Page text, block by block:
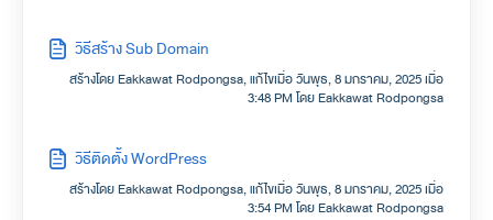
วิธีสร้าง Sub Domain
สร้างโดย Eakkawat Rodpongsa, แก้ไขเมื่อ วันพุธ, 8 มกราคม, 2025 เมื่อ
3:48 PM โดย Eakkawat Rodpongsa
วิธีติดตั้ง WordPress
สร้างโดย Eakkawat Rodpongsa, แก้ไขเมื่อ วันพุธ, 8 มกราคม, 2025 เมื่อ
3:54 PM โดย Eakkawat Rodpongsa